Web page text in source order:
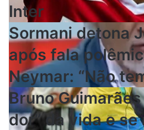
Inter
Sormani detona
após fala
Neymar: “Não
Bruno
dor” da vida e se